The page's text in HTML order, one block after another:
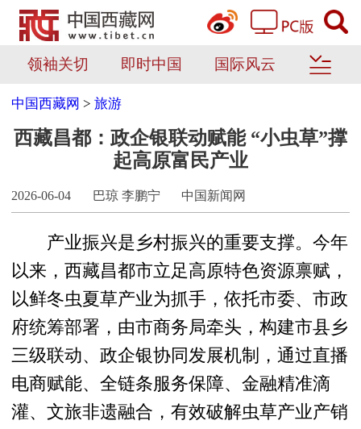
领袖关切 即时中国 国际风云
中国西藏网 >旅游
西藏昌都：政企银联动赋能 “小虫草”撑
起高原富民产业
2026-06-04 巴琼 李鹏宁 中国新闻网
产业振兴是乡村振兴的重要支撑。今年
以来，西藏昌都市立足高原特色资源禀赋，
以鲜冬虫夏草产业为抓手，依托市委、市政
府统筹部署，由市商务局牵头，构建市县乡
三级联动、政企银协同发展机制，通过直播
电商赋能、全链条服务保障、金融精准滴
灌、文旅非遗融合，有效破解虫草产业产销